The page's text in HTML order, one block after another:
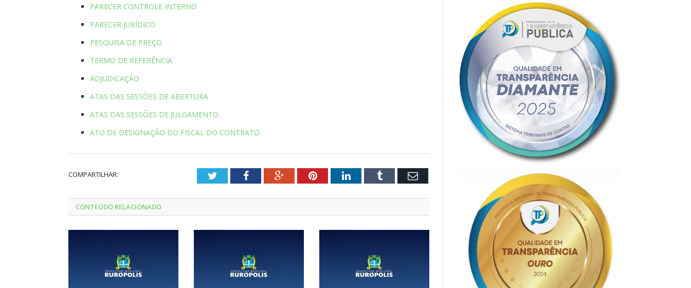
PARECER CONTROLE INTERNO
PARECER JURÍDICO
PESQUISA DE PREÇO
TERMO DE REFERÊNCIA
ADJUDICAÇÃO
ATAS DAS SESSÕES DE ABERTURA
ATAS DAS SESSÕES DE JULGAMENTO
ATO DE DESIGNAÇÃO DO FISCAL DO CONTRATO
COMPARTILHAR: TwitterFacebookGoogle+PinterestLinkedInTumblr Email
CONTEÚDO RELACIONADO